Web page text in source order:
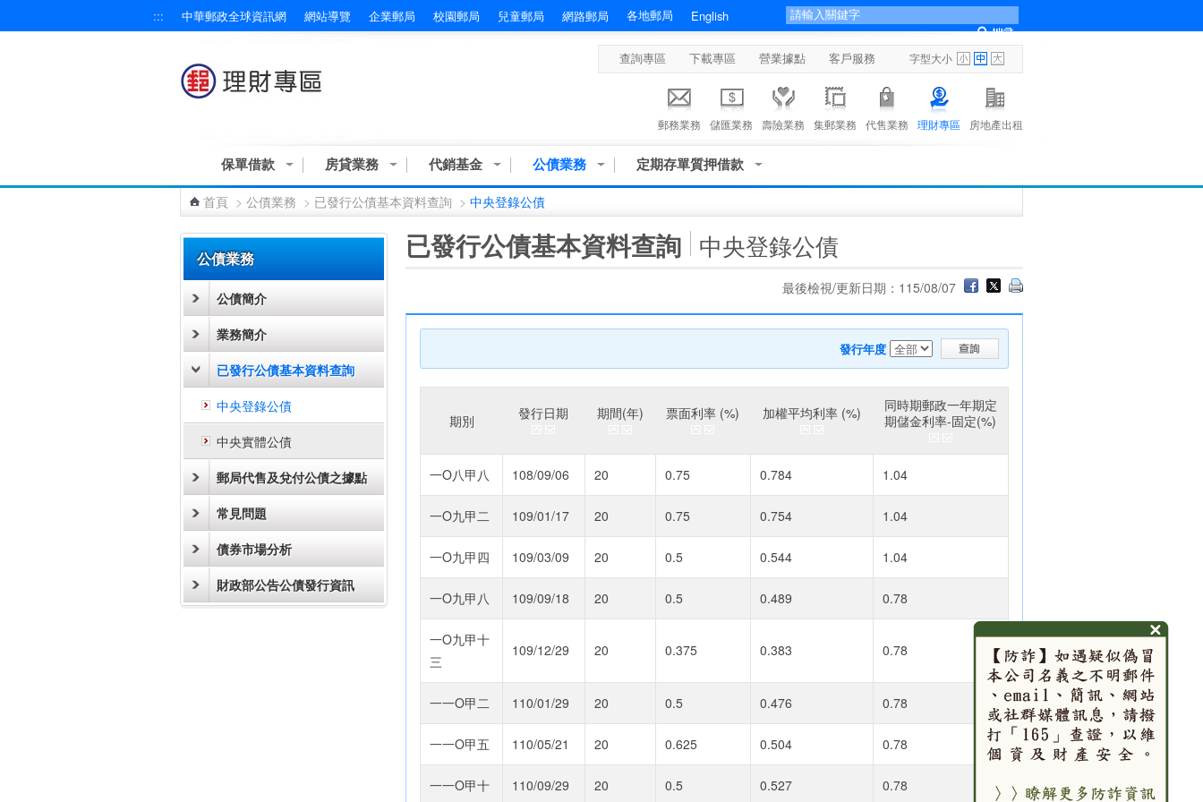
::: 中華郵政全球資訊網 網站導覽 企業郵局 校園郵局 兒童郵局 網路郵局 各地郵局 English
查詢專區 下載專區 營業據點 客戶服務 字型大小
郵務業務 儲匯業務 壽險業務 集郵業務 代售業務 理財專區 房地產出租
保單借款 房貸業務 代銷基金 公債業務 定期存單質押借款
首頁 > 公債業務 > 已發行公債基本資料查詢 > 中央登錄公債
公債業務
公債簡介
業務簡介
已發行公債基本資料查詢
中央登錄公債
中央實體公債
郵局代售及兌付公債之據點
常見問題
債券市場分析
財政部公告公債發行資訊
已發行公債基本資料查詢 中央登錄公債
最後檢視/更新日期：115/08/07
發行年度
期別 發行日期 期間(年) 票面利率 (%) 加權平均利率 (%)
同時期郵政一年期定
期儲金利率-固定(%)
一O八甲八 108/09/06 20 0.75 0.784 1.04
一O九甲二 109/01/17 20 0.75 0.754 1.04
一O九甲四 109/03/09 20 0.5 0.544 1.04
一O九甲八 109/09/18 20 0.5 0.489 0.78
一O九甲十
三
109/12/29 20 0.375 0.383 0.78
一一O甲二 110/01/29 20 0.5 0.476 0.78
一一O甲五 110/05/21 20 0.625 0.504 0.78
一一O甲十 110/09/29 20 0.5 0.527 0.78